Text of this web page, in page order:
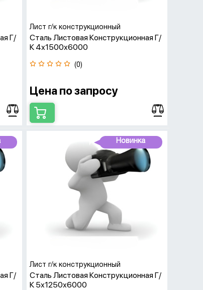
Г/
Лист г/к конструкционный
Сталь Листовая Конструкционная Г/
К 4х1500х6000
(0)
Цена по запросу
Г/
Новинка
Лист г/к конструкционный
Сталь Листовая Конструкционная Г/
К 5х1250х6000